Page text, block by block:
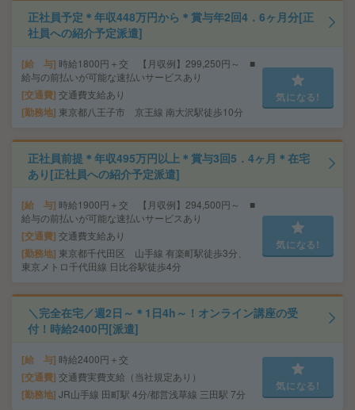
正社員予定＊年収448万円から＊賞与年2回4．6ヶ月分[正
社員への紹介予定派遣]
給 与 時給1800円＋交 【月収例】299,250円～ ■
給与の前払いが可能な速払いサービスあり
交通費 交通費支給あり
勤務地 東京都八王子市 京王線 南大沢駅徒歩10分
気になる!
正社員前提＊年収495万円以上＊賞与3回5．4ヶ月＊在宅
あり[正社員への紹介予定派遣]
給 与 時給1900円＋交 【月収例】294,500円～ ■
給与の前払いが可能な速払いサービスあり
交通費 交通費支給あり
勤務地 東京都千代田区 山手線 有楽町駅徒歩3分、
東京メトロ千代田線 日比谷駅徒歩4分
気になる!
＼完全在宅／週2日～＊1日4h～！オンライン講座の受
付！時給2400円[派遣]
給 与 時給2400円＋交
交通費 交通費実費支給（当社規定あり）
勤務地 JR山手線 田町駅 4分/都営浅草線 三田駅 7分
気になる!